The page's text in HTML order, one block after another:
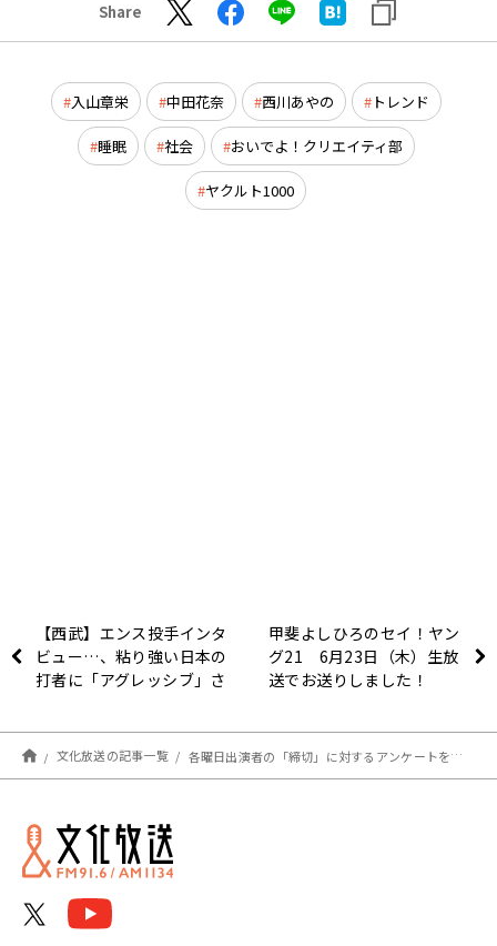
Share
入山章栄 中田花奈 西川あやの トレンド
睡眠 社会 おいでよ！クリエイティ部
ヤクルト1000
【西武】エンス投手インタ
ビュー…、粘り強い日本の
打者に「アグレッシブ」さ
甲斐よしひろのセイ！ヤン
グ21 6月23日（木）生放
送でお送りしました！
文化放送の記事一覧 各曜日出演者の「締切」に対するアンケートを発表。中田花奈の乃木坂メンバーを気づかう発言も